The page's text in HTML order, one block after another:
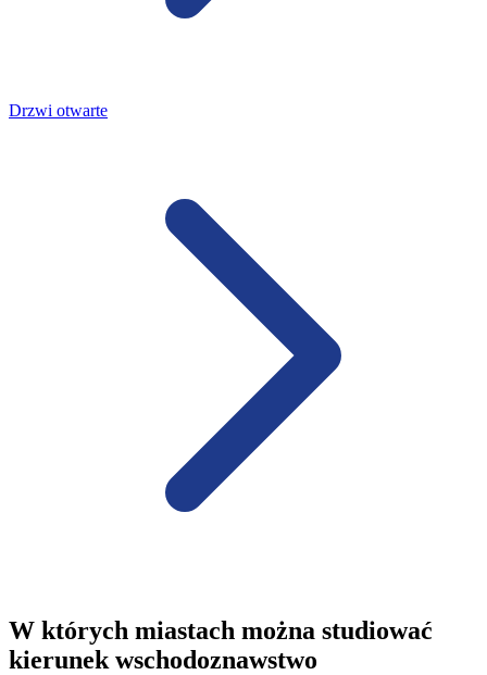
Drzwi otwarte
W których miastach można studiować
kierunek wschodoznawstwo